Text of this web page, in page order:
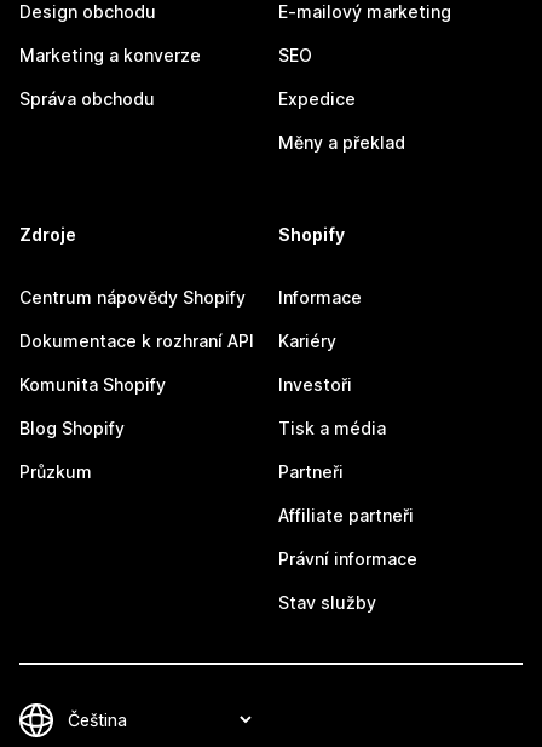
Design obchodu
Marketing a konverze
Správa obchodu
E-mailový marketing
SEO
Expedice
Měny a překlad
Zdroje
Centrum nápovědy Shopify
Dokumentace k rozhraní API
Komunita Shopify
Blog Shopify
Průzkum
Shopify
Informace
Kariéry
Investoři
Tisk a média
Partneři
Affiliate partneři
Právní informace
Stav služby